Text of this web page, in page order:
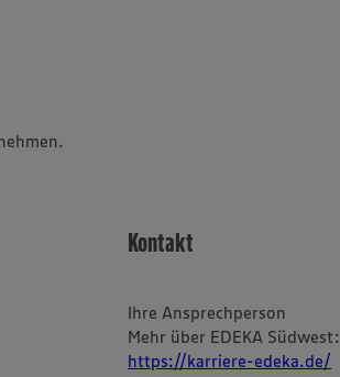
Kontakt
Ihre Ansprechperson
Mehr über EDEKA Südwest:
https://karriere-edeka.de/